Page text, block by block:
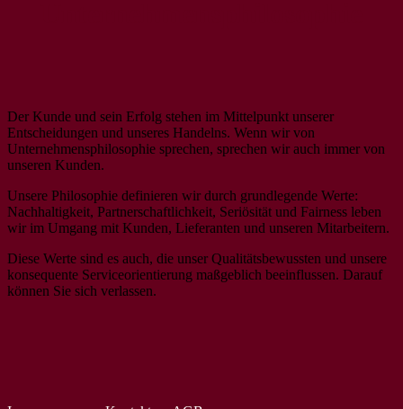
Der Kunde und sein Erfolg stehen im Mittelpunkt unserer
Entscheidungen und unseres Handelns. Wenn wir von
Unternehmensphilosophie sprechen, sprechen wir auch immer von
unseren Kunden.
Unsere Philosophie definieren wir durch grundlegende Werte:
Nachhaltigkeit, Partnerschaftlichkeit, Seriösität und Fairness leben
wir im Umgang mit Kunden, Lieferanten und unseren Mitarbeitern.
Diese Werte sind es auch, die unser Qualitätsbewussten und unsere
konsequente Serviceorientierung maßgeblich beeinflussen. Darauf
können Sie sich verlassen.